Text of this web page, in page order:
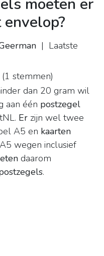
moeten er
| Laatste
(1 stemmen)
dan 20 gram wil
aan één postzegel
Er zijn wel twee
A5 en kaarten
wegen inclusief
daarom
.